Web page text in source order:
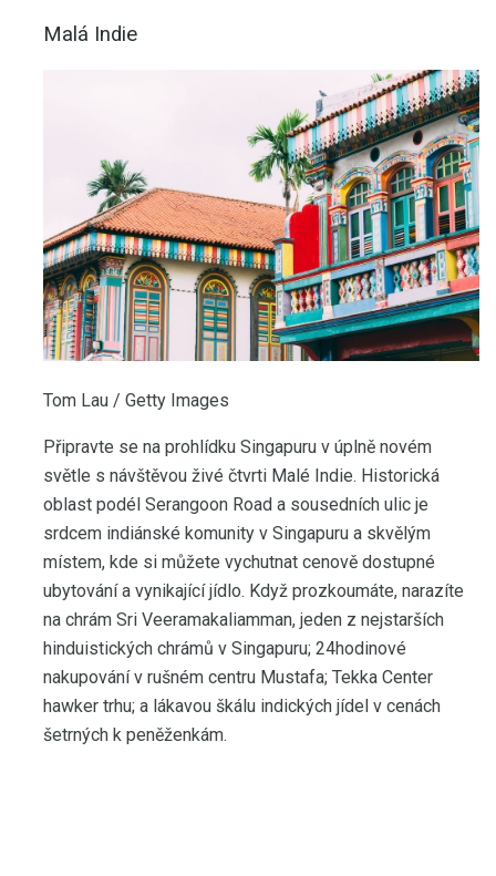
Malá Indie
Tom Lau / Getty Images
Připravte se na prohlídku Singapuru v úplně novém
světle s návštěvou živé čtvrti Malé Indie. Historická
oblast podél Serangoon Road a sousedních ulic je
srdcem indiánské komunity v Singapuru a skvělým
místem, kde si můžete vychutnat cenově dostupné
ubytování a vynikající jídlo. Když prozkoumáte, narazíte
na chrám Sri Veeramakaliamman, jeden z nejstarších
hinduistických chrámů v Singapuru; 24hodinové
nakupování v rušném centru Mustafa; Tekka Center
hawker trhu; a lákavou škálu indických jídel v cenách
šetrných k peněženkám.